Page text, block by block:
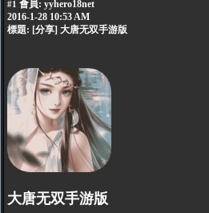
#1 會員: yyhero18net
2016-1-28 10:53 AM
標題: [分享] 大唐无双手游版
大唐无双手游版